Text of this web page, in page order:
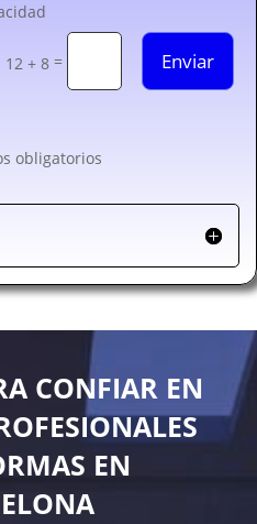
12 + 8 = Enviar
obligatorios
CONFIAR EN
EN